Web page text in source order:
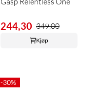
244,30 349,00
Kjøp
-30%